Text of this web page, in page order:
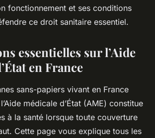
fonctionnement et ses conditions
ce droit sanitaire essentiel.
essentielles sur l’Aide
en France
sans-papiers vivant en France
médicale d’État (AME) constitue
à la santé lorsque toute couverture
Cette page vous explique tous les